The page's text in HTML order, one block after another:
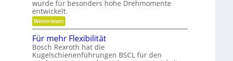
r
g
r
e
f
e
r
n
e
V
e
r
a
n
t
w
i
n
n
ü
t
z
i
g
e
wurde für besonders hohe Drehmomente
entwickelt.
Weiterlesen:
F
e
x
i
Für mehr Flexibilität
Bosch Rexroth hat die
Kugelschienenführungen BSCL für den